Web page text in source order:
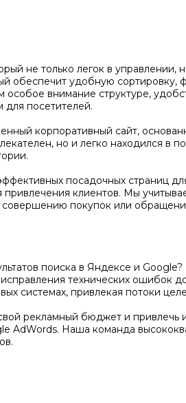
не только легок в
обеспечит удобную
внимание структуре,
для посетителей.
корпоративный сайт,
но и легко находился в
посадочных страниц
привлечения клиентов. Мы
покупок или
поиска в Яндексе и
исправления технических
системах, привлекая потоки
рекламный бюджет и
AdWords. Наша команда